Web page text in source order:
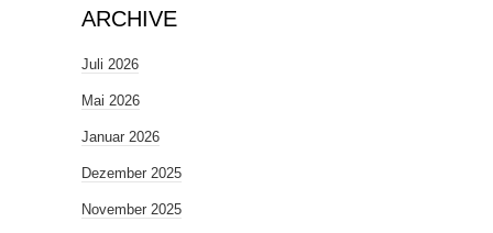
ARCHIVE
Juli 2026
Mai 2026
Januar 2026
Dezember 2025
November 2025